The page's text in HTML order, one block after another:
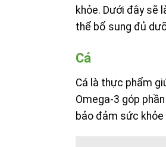
khỏe. Dưới đây sẽ
thể bổ sung đủ
Cá
Cá là thực phẩm
Omega-3 góp
bảo đảm sức